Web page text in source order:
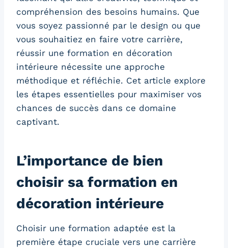
compréhension des besoins humains. Que
vous soyez passionné par le design ou que
vous souhaitiez en faire votre carrière,
réussir une formation en décoration
intérieure nécessite une approche
méthodique et réfléchie. Cet article explore
les étapes essentielles pour maximiser vos
chances de succès dans ce domaine
captivant.
L’importance de bien
choisir sa formation en
décoration intérieure
Choisir une formation adaptée est la
première étape cruciale vers une carrière